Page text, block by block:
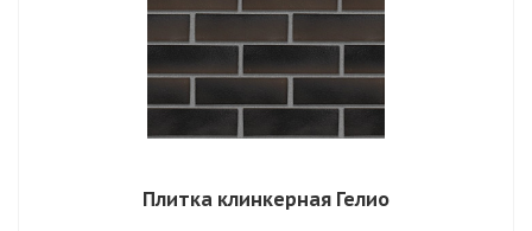
Плитка клинкерная Гелио